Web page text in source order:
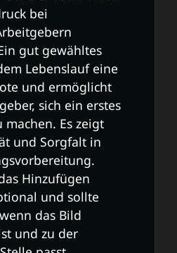
bei
gut gewähltes
Lebenslauf eine
und ermöglicht
sich ein erstes
Es zeigt
und Sorgfalt in
Hinzufügen
und sollte
das Bild
und zu der